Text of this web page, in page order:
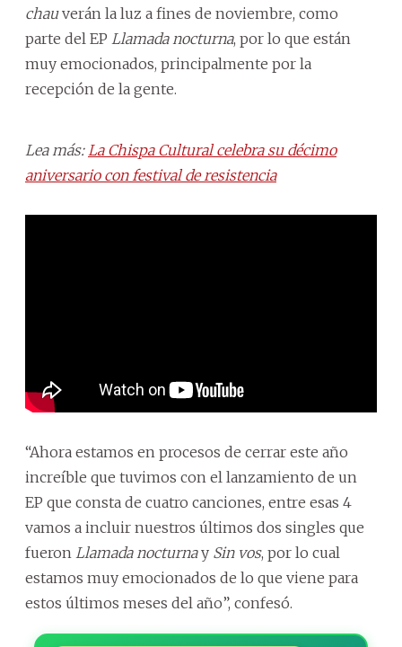
chauverán la luz a fines de noviembre, como
parte del EP Llamada nocturna, por lo que están
muy emocionados, principalmente por la
recepción de la gente.
Lea más: La Chispa Cultural celebra su décimo
aniversario con festival de resistencia
“Ahora estamos en procesos de cerrar este año
increíble que tuvimos con el lanzamiento de un
EP que consta de cuatro canciones, entre esas 4
vamos a incluir nuestros últimos dos singles que
fueron Llamada nocturnay Sin vos, por lo cual
estamos muy emocionados de lo que viene para
estos últimos meses del año”, confesó.